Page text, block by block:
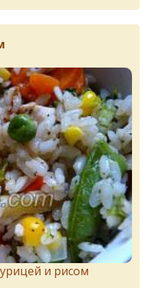
и рисом